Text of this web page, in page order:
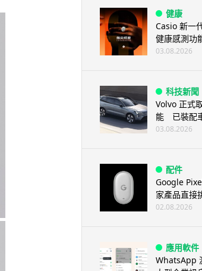
健康
Casio 新一
健康感測功
03.08.2026
科技新聞
Volvo 正式
能 已裝配
03.08.2026
配件
Google
家產品直接
02.08.2026
應用軟件
WhatsApp